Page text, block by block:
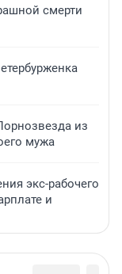
смерти
из
мужа
экс-рабочего
и